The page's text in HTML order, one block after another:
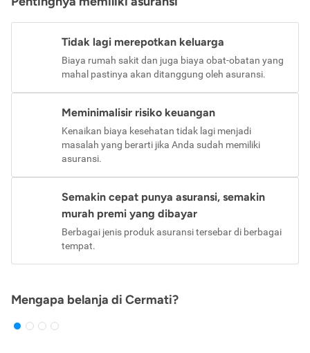
Tidak lagi merepotkan keluarga
Biaya rumah sakit dan juga biaya obat-obatan yang
mahal pastinya akan ditanggung oleh asuransi.
Meminimalisir risiko keuangan
Kenaikan biaya kesehatan tidak lagi menjadi
masalah yang berarti jika Anda sudah memiliki
asuransi.
Semakin cepat punya asuransi, semakin
murah premi yang dibayar
Berbagai jenis produk asuransi tersebar di berbagai
tempat.
Mengapa belanja di Cermati?